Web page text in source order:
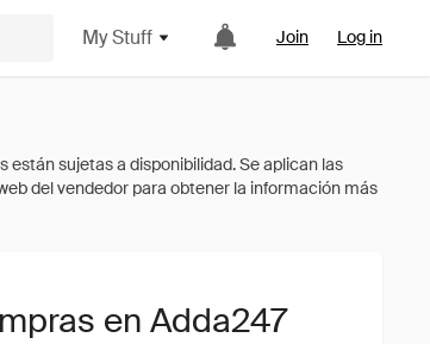
My Stuff Join Log in
en Adda247